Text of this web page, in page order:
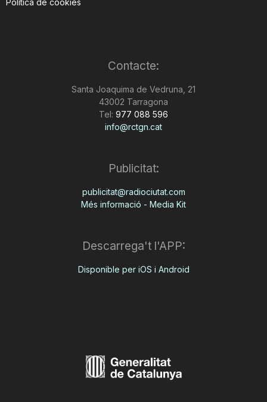
Política de cookies
Contacte:
Santa Joaquima de Vedruna, 21
43002 Tarragona
Tel: 977 088 596
info@rctgn.cat
Publicitat:
publicitat@radiociutat.com
Més informació - Media Kit
Descarrega't l'APP:
Disponible per iOS i Android